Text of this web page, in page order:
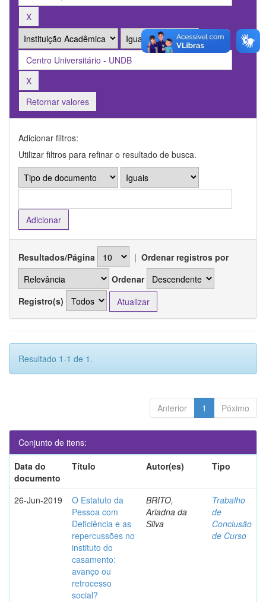
Retornar valores
Adicionar filtros:
Utilizar filtros para refinar o resultado de busca.
Resultados/Página | Ordenar registros por
Ordenar
Registro(s)
Resultado 1-1 de 1.
Anterior 1 Póximo
Conjunto de itens:
Data do
documento
Título Autor(es) Tipo
26-Jun-2019
O Estatuto da
Pessoa com
Deficiência e as
repercussões no
instituto do
casamento:
avanço ou
retrocesso
social?
BRITO,
Ariadna da
Silva
Trabalho
de
Conclusão
de Curso